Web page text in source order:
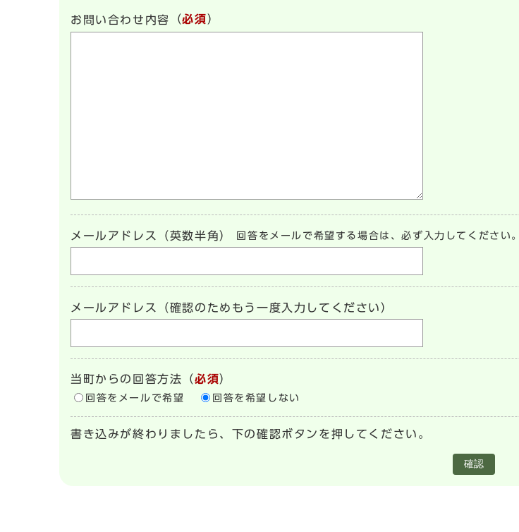
お問い合わせ内容 （必須）
メールアドレス（英数半角） 回答をメールで希望する場合は、必ず入力してください。
メールアドレス（確認のためもう一度入力してください）
当町からの回答方法 （必須）
回答をメールで希望 回答を希望しない
書き込みが終わりましたら、下の確認ボタンを押してください。
確認